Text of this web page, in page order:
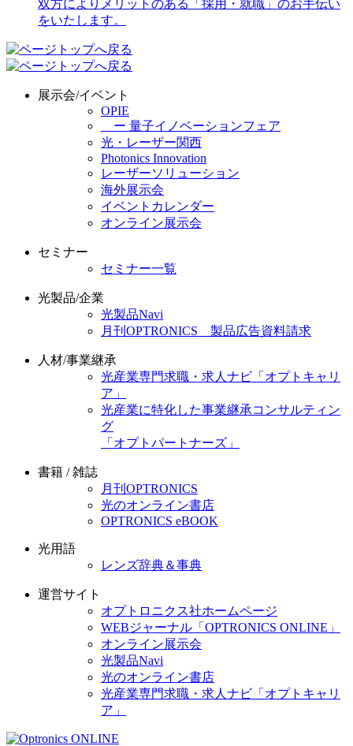
展示会/イベント
OPIE
ー 量子イノベーションフェア
光・レーザー関西
Photonics Innovation
レーザーソリューション
海外展示会
イベントカレンダー
オンライン展示会
セミナー
セミナー一覧
光製品/企業
光製品Navi
月刊OPTRONICS 製品広告資料請求
人材/事業継承
光産業専門求職・求人ナビ「オプトキャリ
ア」
光産業に特化した事業継承コンサルティン
グ
「オプトパートナーズ」
書籍 / 雑誌
月刊OPTRONICS
光のオンライン書店
OPTRONICS eBOOK
光用語
レンズ辞典＆事典
運営サイト
オプトロニクス社ホームページ
WEBジャーナル「OPTRONICS ONLINE」
オンライン展示会
光製品Navi
光のオンライン書店
光産業専門求職・求人ナビ「オプトキャリ
ア」